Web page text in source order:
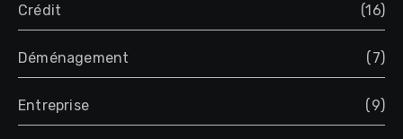
Crédit (16)
Déménagement (7)
Entreprise (9)